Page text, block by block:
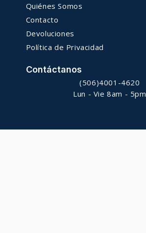
Quiénes Somos
Contacto
Devoluciones
Política de Privacidad
Contáctanos
(506)4001-4620
Lun - Vie 8am - 5pm